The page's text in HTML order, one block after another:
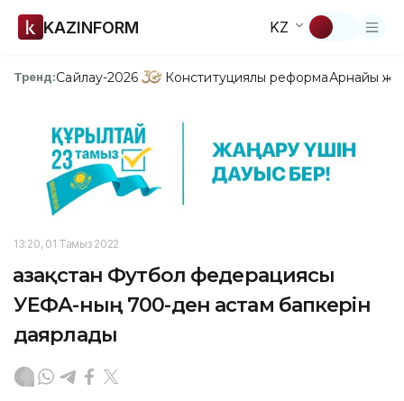
KAZINFORM KZ
Тренд:Сайлау-2026 Конституциялық реформаАрнайы
13:20, 01 Тамыз 2022
Қазақстан Футбол федерациясы
УЕФА-ның 700-ден астам бапкерін
даярлады